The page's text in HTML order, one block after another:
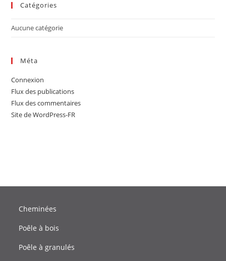
Catégories
Aucune catégorie
Méta
Connexion
Flux des publications
Flux des commentaires
Site de WordPress-FR
Cheminées
Poêle à bois
Poêle à granulés